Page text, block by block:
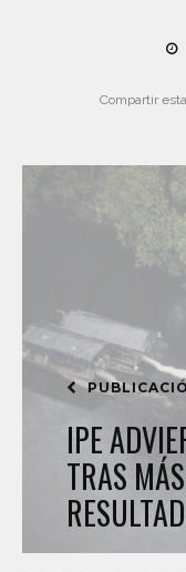
Compartir
IPE
TRAS